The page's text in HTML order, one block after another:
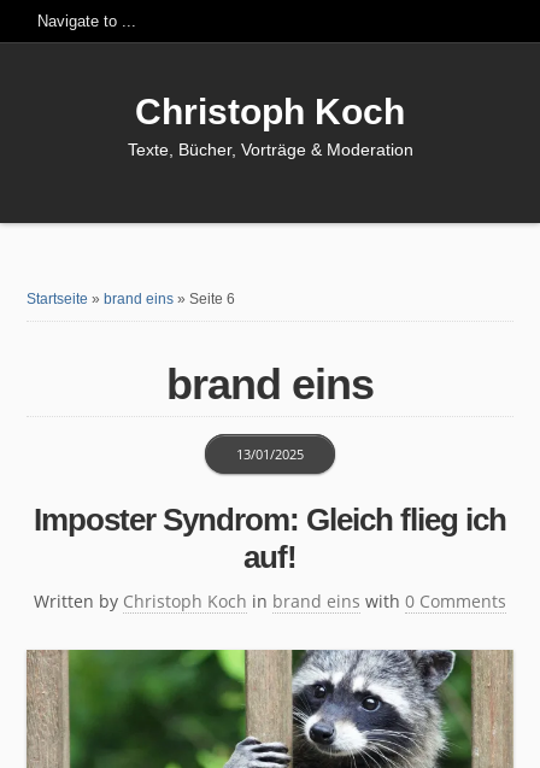
Christoph Koch
Texte, Bücher, Vorträge & Moderation
Startseite » brand eins »Seite 6
brand eins
Imposter Syndrom: Gleich flieg ich
auf!
Written by Christoph Koch
13/01/2025
in brand eins with 0 Comments